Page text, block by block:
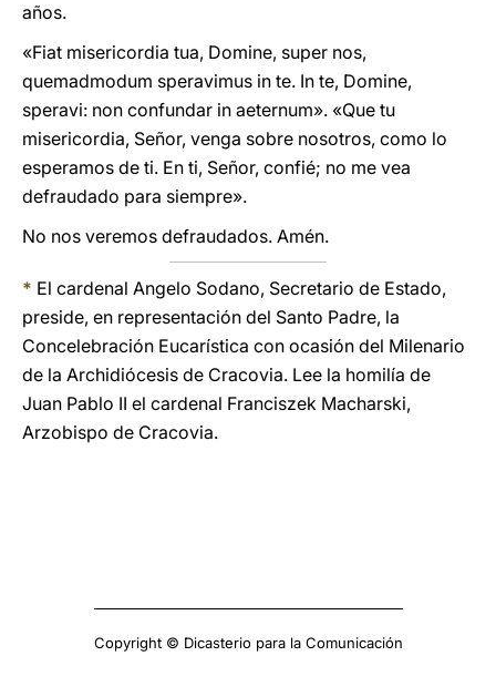
años.
«Fiat misericordia tua, Domine, super nos,
quemadmodum speravimus in te. In te, Domine,
speravi: non confundar in aeternum». «Que tu
misericordia, Señor, venga sobre nosotros, como lo
esperamos de ti. En ti, Señor, confié; no me vea
defraudado para siempre».
No nos veremos defraudados. Amén.
* El cardenal Angelo Sodano, Secretario de Estado,
preside, en representación del Santo Padre, la
Concelebración Eucarística con ocasión del Milenario
de la Archidiócesis de Cracovia. Lee la homilía de
Juan Pablo II el cardenal Franciszek Macharski,
Arzobispo de Cracovia.
Copyright © Dicasterio para la Comunicación